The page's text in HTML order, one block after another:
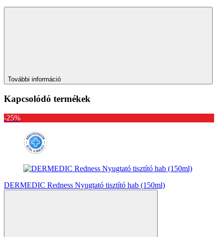
További információ
Kapcsolódó termékek
-25%
DERMEDIC Redness Nyugtató tisztító hab (150ml)